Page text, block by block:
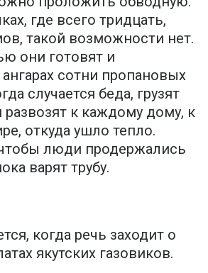
где всего тридцать,
такой возможности нет.
они готовят и
сотни пропановых
случается беда, грузят
к каждому дому, к
откуда ушло тепло.
люди продержались
варят трубу.
когда речь заходит о
якутских газовиков.